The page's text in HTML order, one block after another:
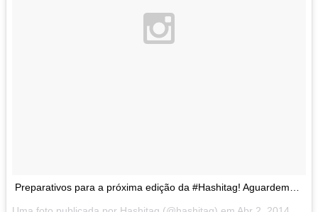
Preparativos para a próxima edição da #Hashitag! Aguardem…